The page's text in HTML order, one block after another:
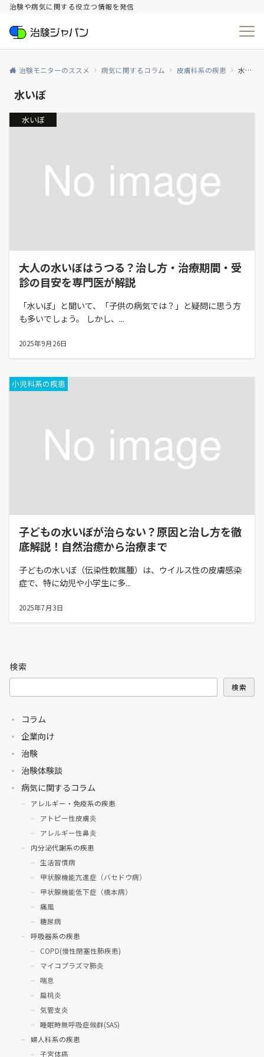
治験や病気に関する役立つ情報を発信
治験モニターのススメ 病気に関するコラム 皮膚科系の疾患 水いぼ
水いぼ
水いぼ
大人の水いぼはうつる？治し方・治療期間・受
診の目安を専門医が解説
「水いぼ」と聞いて、「子供の病気では？」と疑問に思う方
も多いでしょう。 しかし、...
2025年9月26日
小児科系の疾患
子どもの水いぼが治らない？原因と治し方を徹
底解説！自然治癒から治療まで
子どもの水いぼ（伝染性軟属腫）は、ウイルス性の皮膚感染
症で、特に幼児や小学生に多...
2025年7月3日
検索
検索
コラム
企業向け
治験
治験体験談
病気に関するコラム
アレルギー・免疫系の疾患
アトピー性皮膚炎
アレルギー性鼻炎
内分泌代謝系の疾患
生活習慣病
甲状腺機能亢進症（バセドウ病）
甲状腺機能低下症（橋本病）
痛風
糖尿病
呼吸器系の疾患
COPD(慢性閉塞性肺疾患)
マイコプラズマ肺炎
喘息
扁桃炎
気管支炎
睡眠時無呼吸症候群(SAS)
婦人科系の疾患
子宮体癌